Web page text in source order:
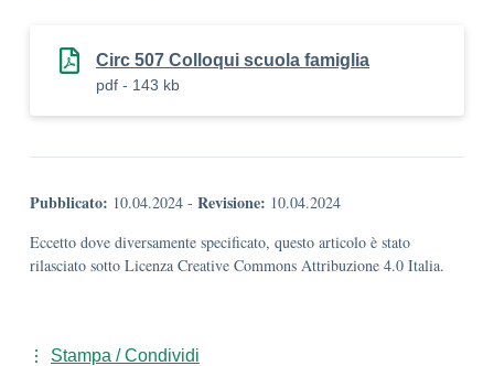
Circ 507 Colloqui scuola famiglia
pdf - 143 kb
Pubblicato: 10.04.2024 - Revisione: 10.04.2024
Eccetto dove diversamente specificato, questo articolo è stato
rilasciato sotto Licenza Creative Commons Attribuzione 4.0 Italia.
Stampa / Condividi